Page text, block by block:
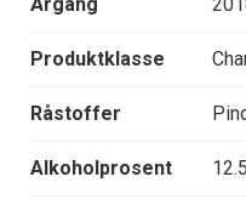
Produktklasse
Råstoffer
Alkoholprosent